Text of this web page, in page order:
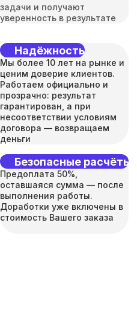
задачи и получают
уверенность в результате
Надёжность
Мы более 10 лет на рынке и
ценим доверие клиентов.
Работаем официально и
прозрачно: результат
гарантирован, а при
несоответствии условиям
договора — возвращаем
деньги
Безопасные расчёты
Предоплата 50%,
оставшаяся сумма — после
выполнения работы.
Доработки уже включены в
стоимость Вашего заказа